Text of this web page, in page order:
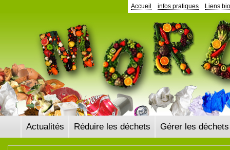
Accueil infos pratiques Liens
Actualités Réduire les déchets Gérer les déchets